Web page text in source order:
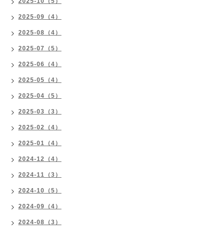
2025-09（4）
2025-08（4）
2025-07（5）
2025-06（4）
2025-05（4）
2025-04（5）
2025-03（3）
2025-02（4）
2025-01（4）
2024-12（4）
2024-11（3）
2024-10（5）
2024-09（4）
2024-08（3）